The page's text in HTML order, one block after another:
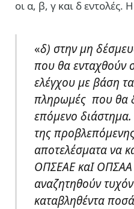
οι α, β, γ και δ εντολές.
«δ) στην μη
που θα ενταχθούν
ελέγχου με βάση
πληρωμές που θα
επόμενο
της
αποτελέσματα να
ΟΠΣΕΑΕ καΙ ΟΠΣΑΑ
αναζητηθούν
καταβληθέντα